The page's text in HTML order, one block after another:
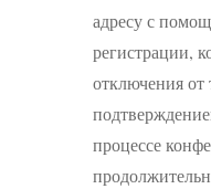
адресу с
регистрации,
отключения от
процессе